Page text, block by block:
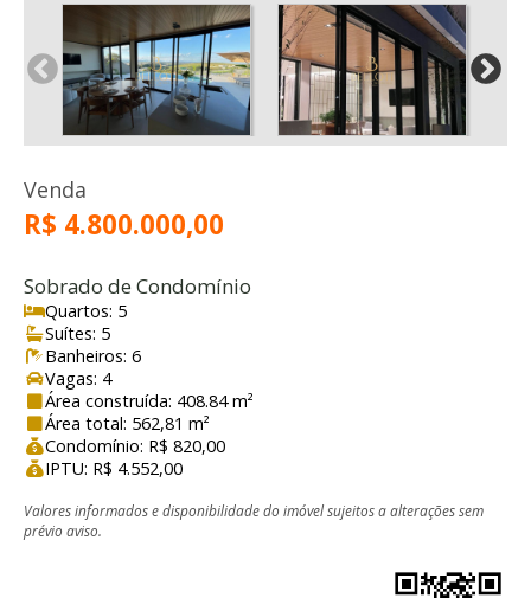
Venda
R$ 4.800.000,00
Sobrado de Condomínio
Quartos: 5
Suítes: 5
Banheiros: 6
Vagas: 4
Área construída: 408.84 m²
Área total: 562,81 m²
Condomínio: R$ 820,00
IPTU: R$ 4.552,00
Valores informados e disponibilidade do imóvel sujeitos a alterações sem
prévio aviso.